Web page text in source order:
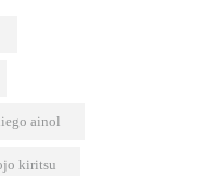
ainol
kiritsu